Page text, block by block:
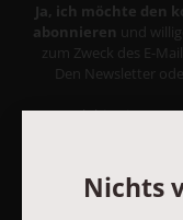
Ja, ich möchte den
abonnieren und
zum Zweck des E-
Den Newsletter
Ich bin
Interessen
Mail kann ich
Nichts